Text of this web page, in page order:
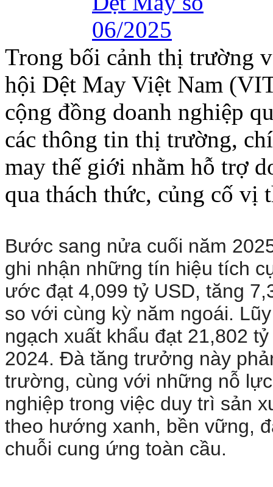
Trong bối cảnh thị trường
hội Dệt May Việt Nam
cộng đồng doanh nghiệp
các thông tin thị trường,
may thế giới nhằm hỗ trợ
qua thách thức, củng cố vị
Bước sang nửa cuối năm
ghi nhận những tín hiệu tích
ước đạt 4,099 tỷ USD, tăng
so với cùng kỳ năm ngoái.
ngạch xuất khẩu đạt 21,802
2024. Đà tăng trưởng này
trường, cùng với những nỗ
nghiệp trong việc duy trì sản
theo hướng xanh, bền vững,
chuỗi cung ứng toàn cầu.